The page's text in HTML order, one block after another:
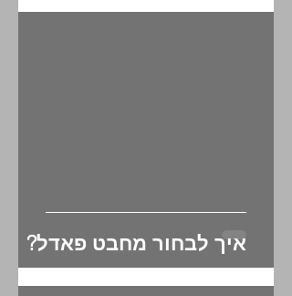
לאימון ביתי
איך לבחור מחבט פאדל?